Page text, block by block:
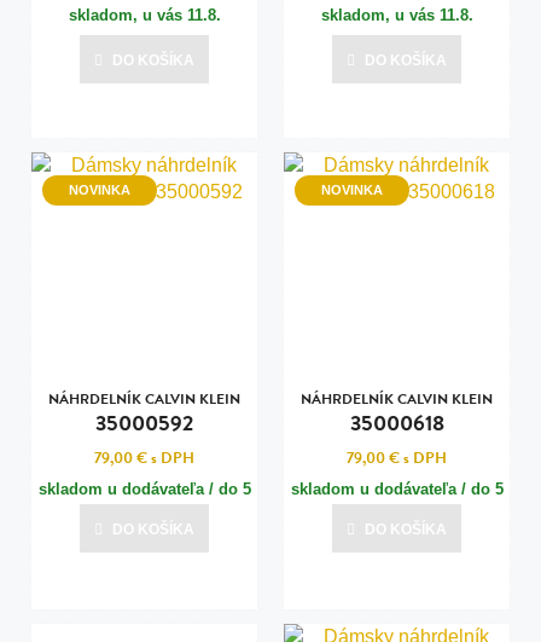
skladom, u vás 11.8.
DO KOŠÍKA
skladom, u vás 11.8.
DO KOŠÍKA
NOVINKA
NÁHRDELNÍK CALVIN KLEIN
35000592
79,00 €s DPH
skladom u dodávateľa / do 5
dní
Posledná aktualizácia dnes o 20:00
DO KOŠÍKA
NOVINKA
NÁHRDELNÍK CALVIN KLEIN
35000618
79,00 €s DPH
skladom u dodávateľa / do 5
dní
Posledná aktualizácia dnes o 20:00
DO KOŠÍKA